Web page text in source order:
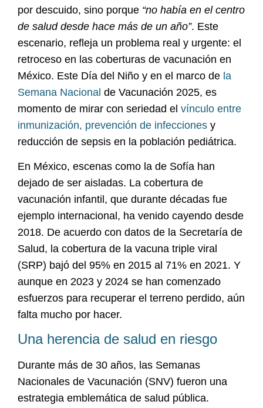
por descuido, sino porque “no había en el centro
de salud desde hace más de un año”. Este
escenario, refleja un problema real y urgente: el
retroceso en las coberturas de vacunación en
México. Este Día del Niño y en el marco de la
Semana Nacional de Vacunación 2025, es
momento de mirar con seriedad el vínculo entre
inmunización, prevención de infecciones y
reducción de sepsis en la población pediátrica.
En México, escenas como la de Sofía han
dejado de ser aisladas. La cobertura de
vacunación infantil, que durante décadas fue
ejemplo internacional, ha venido cayendo desde
2018. De acuerdo con datos de la Secretaría de
Salud, la cobertura de la vacuna triple viral
(SRP) bajó del 95% en 2015 al 71% en 2021. Y
aunque en 2023 y 2024 se han comenzado
esfuerzos para recuperar el terreno perdido, aún
falta mucho por hacer.
Una herencia de salud en riesgo
Durante más de 30 años, las Semanas
Nacionales de Vacunación (SNV) fueron una
estrategia emblemática de salud pública.